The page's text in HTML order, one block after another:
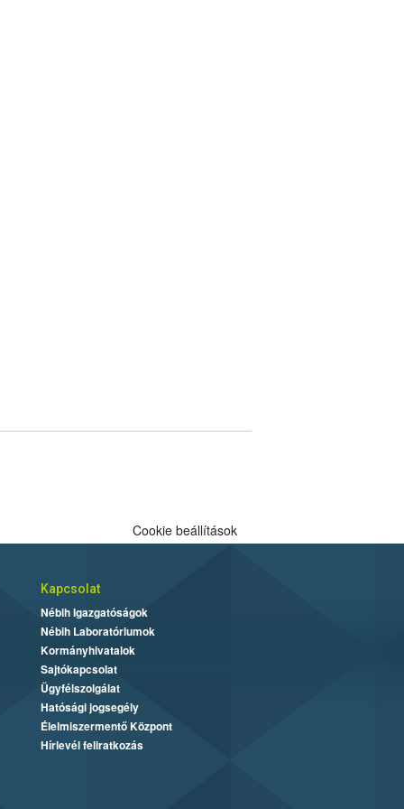
Cookie beállítások
Kapcsolat
Nébih Igazgatóságok
Nébih Laboratóriumok
Kormányhivatalok
Sajtókapcsolat
Ügyfélszolgálat
Hatósági jogsegély
Élelmiszermentő Központ
Hírlevél feliratkozás